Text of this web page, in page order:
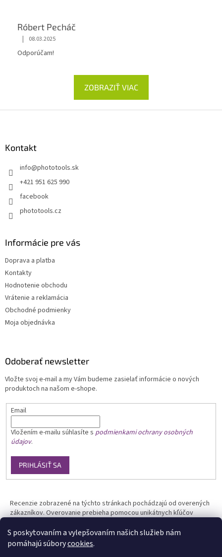
S poskytovaním a vylepšovaním našich služieb nám
pomáhajú súborycookies.
Róbert Pecháč
| 08.03.2025
Odporúčam!
ZOBRAZIŤ VIAC
Kontakt
info@phototools.sk
+421 951 625 990
facebook
phototools.cz
Informácie pre vás
Doprava a platba
Kontakty
Hodnotenie obchodu
Vrátenie a reklamácia
Obchodné podmienky
Moja objednávka
Odoberať newsletter
Vložte svoj e-mail a my Vám budeme zasielať informácie o nových
produktoch na našom e-shope.
Email
Vložením e-mailu súhlasíte s podmienkami ochrany osobných
údajov.
PRIHLÁSIŤ SA
Recenzie zobrazené na týchto stránkach pochádzajú od overených
zákazníkov. Overovanie prebieha pomocou unikátnych kľúčov